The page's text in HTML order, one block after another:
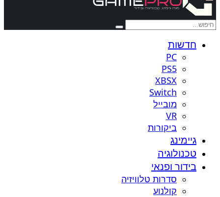
חדשות
PC
PS5
XBSX
Switch
מובייל
VR
ביקורות
גיימינג
טכנולוגיה
בידור ופנאי
סדרות טלוויזיה
קולנוע